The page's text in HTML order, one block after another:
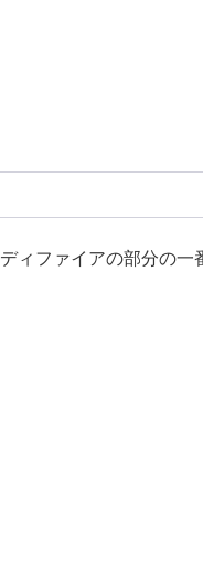
ィファイアの部分の一